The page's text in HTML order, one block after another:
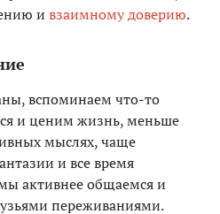
и взаимному доверию.
вспоминаем что-то
и ценим жизнь, меньше
мыслях, чаще
и все время
активнее общаемся и
переживаниями.